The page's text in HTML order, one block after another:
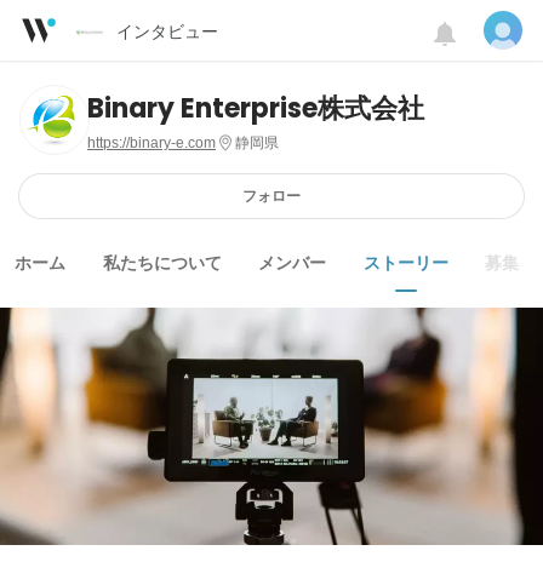
インタビュー
Binary Enterprise株式会社
https://binary-e.com 静岡県
フォロー
ホーム 私たちについて メンバー ストーリー 募集